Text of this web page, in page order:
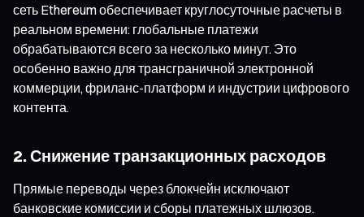
сеть Ethereum обеспечивает круглосуточные расчеты в
реальном времени: глобальные платежи
обрабатываются всего за несколько минут. Это
особенно важно для трансграничной электронной
коммерции, фриланс-платформ и индустрии цифрового
контента.
2. Снижение транзакционных расходов
Прямые переводы через блокчейн исключают
банковские комиссии и сборы платежных шлюзов.